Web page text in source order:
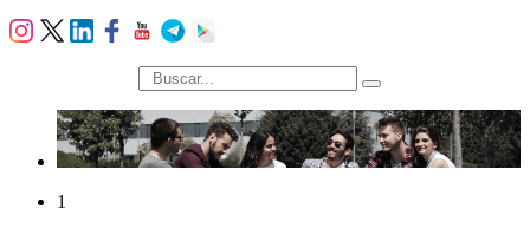
búsqueda
1